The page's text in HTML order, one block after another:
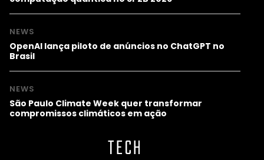
NEWS
OpenAI lança piloto de anúncios no ChatGPT no
Brasil
NEWS
São Paulo Climate Week quer transformar
compromissos climáticos em ação
TECH